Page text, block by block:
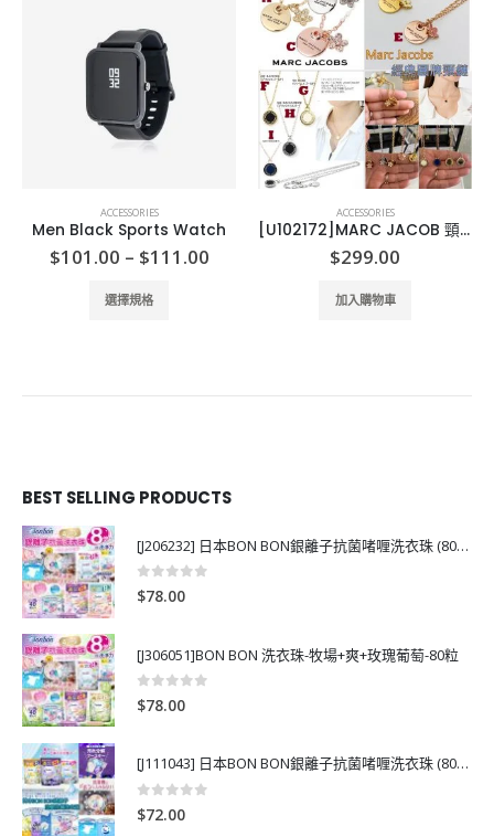
ACCESSORIES
Men Black Sports Watch
$101.00 – $111.00Price
選擇規格
ACCESSORIES
[U102172]MARC JACOB 頸鏈
$299.00
加入購物車
BEST SELLING PRODUCTS
[J206232] 日本BON BON銀離子抗菌啫喱洗衣珠 (80粒)
0out of 5
$78.00
[J306051]BON BON 洗衣珠-牧場+爽+玫瑰葡萄-80粒
0out of 5
$78.00
[J111043] 日本BON BON銀離子抗菌啫喱洗衣珠 (80粒)
0out of 5
$72.00